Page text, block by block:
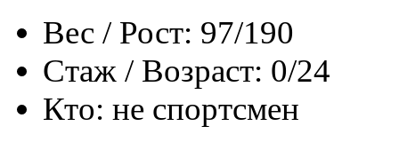
Вес / Рост: 97/190
Стаж / Возраст: 0/24
Кто: не спортсмен